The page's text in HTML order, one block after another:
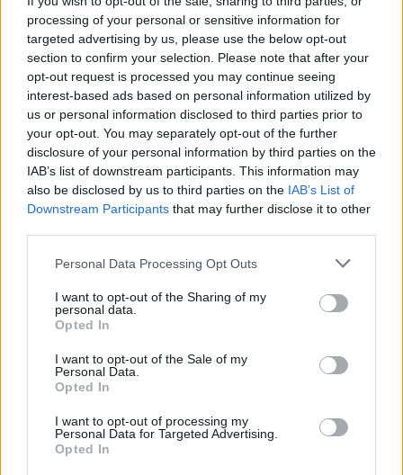
processing of your personal or sensitive information for
targeted advertising by us, please use the below opt-out
section to confirm your selection. Please note that after your
opt-out request is processed you may continue seeing
interest-based ads based on personal information utilized by
us or personal information disclosed to third parties prior to
your opt-out. You may separately opt-out of the further
disclosure of your personal information by third parties on the
IAB’s list of downstream participants. This information may
also be disclosed by us to third parties on the IAB’s List of
Downstream Participants that may further disclose it to other
Personal Data Processing Opt Outs
I want to opt-out of the Sharing of my
personal data.
Opted In
I want to opt-out of the Sale of my
Personal Data.
Opted In
I want to opt-out of processing my
Personal Data for Targeted Advertising.
Opted In